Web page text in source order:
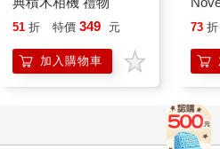
51 折 特價 349 元
加入購物車
73 折